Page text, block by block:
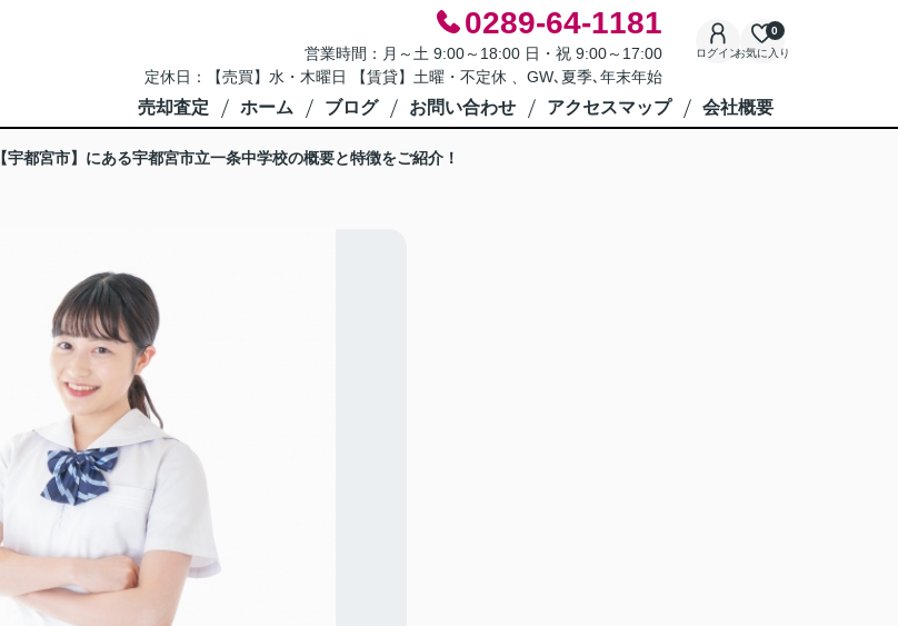
0289-64-1181
営業時間：月～土 9:00～18:00 日・祝 9:00～17:00
定休日：【売買】水・木曜日 【賃貸】土曜・不定休 、GW､夏季､年末年始
ログインお気に入り
0
売却査定 ホーム ブログ お問い合わせ アクセスマップ 会社概要
【宇都宮市】にある宇都宮市立一条中学校の概要と特徴をご紹介！